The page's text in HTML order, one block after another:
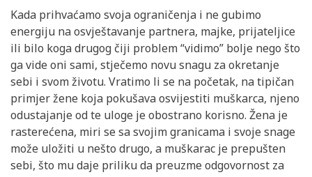
Kada prihvaćamo svoja ograničenja i ne gubimo
energiju na osvještavanje partnera, majke, prijateljice
ili bilo koga drugog čiji problem “vidimo” bolje nego što
ga vide oni sami, stječemo novu snagu za okretanje
sebi i svom životu. Vratimo li se na početak, na tipičan
primjer žene koja pokušava osvijestiti muškarca, njeno
odustajanje od te uloge je obostrano korisno. Žena je
rasterećena, miri se sa svojim granicama i svoje snage
može uložiti u nešto drugo, a muškarac je prepušten
sebi, što mu daje priliku da preuzme odgovornost za